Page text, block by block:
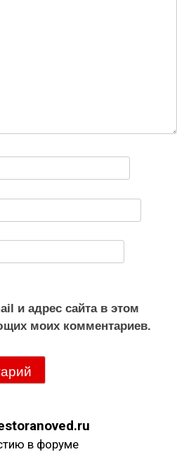
и адрес сайта в этом
моих комментариев.
в форуме